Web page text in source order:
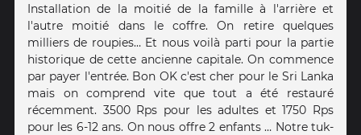
Installation de la moitié de la famille à l'arrière et
l'autre moitié dans le coffre. On retire quelques
milliers de roupies… Et nous voilà parti pour la partie
historique de cette ancienne capitale. On commence
par payer l'entrée. Bon OK c'est cher pour le Sri Lanka
mais on comprend vite que tout a été restauré
récemment. 3500 Rps pour les adultes et 1750 Rps
pour les 6-12 ans. On nous offre 2 enfants … Notre tuk-